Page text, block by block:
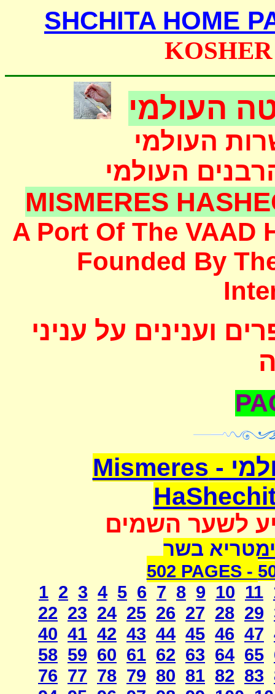
SHCHITA HOME
העולמי
העולמי
העולמי
MISMERES
A Port Of The VAAD
Founded By
וענינים על עניני
משמרת השחיטה העולמי - Mismeres
לשער השמים
בשר
502 PAGES -
1 2 3 4 5 6 7 8 9 10 11
22 23 24 25 26 27 28 29
40 41 42 43 44 45 46 47
58 59 60 61 62 63 64 65
76 77 78 79 80 81 82 83